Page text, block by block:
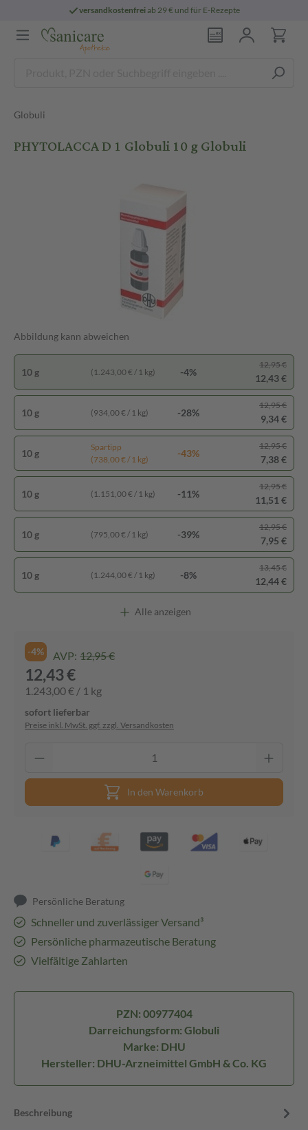
versandkostenfreiab 29 € und für E-Rezepte
Globuli
PHYTOLACCA D 1 Globuli 10 g Globuli
Abbildung kann abweichen
10 g (934,00 € / 1 kg) -28%
12,95 €
9,34 €
10 g
Spartipp
(738,00 € / 1 kg)
-43%
12,95 €
7,38 €
10 g (1.151,00 € / 1 kg) -11%
12,95 €
11,51 €
10 g (795,00 € / 1 kg) -39%
12,95 €
7,95 €
10 g (1.244,00 € / 1 kg) -8%
13,45 €
12,44 €
10 g (1.243,00 € / 1 kg) -4%
12,95 €
12,43 €
Alle anzeigen
-4% AVP: 12,95 €
12,43 €
1.243,00 € / 1 kg
sofort lieferbar
Preise inkl. MwSt. ggf. zzgl. Versandkosten
In den Warenkorb
Persönliche Beratung
Schneller und zuverlässiger Versand³
Persönliche pharmazeutische Beratung
Vielfältige Zahlarten
PZN: 00977404
Darreichungsform: Globuli
Marke: DHU
Hersteller: DHU-Arzneimittel GmbH & Co. KG
Beschreibung